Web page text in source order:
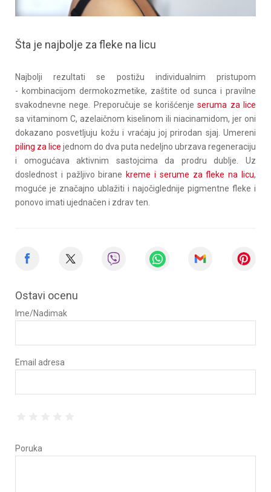
Šta je najbolje za fleke na licu
Najbolji rezultati se postižu individualnim pristupom
- kombinacijom dermokozmetike, zaštite od sunca i pravilne
svakodnevne nege. Preporučuje se korišćenjeseruma za lice
sa vitaminom C, azelaičnom kiselinom ili niacinamidom, jer oni
dokazano posvetljuju kožu i vraćaju joj prirodan sjaj. Umereni
piling za lice jednom do dva puta nedeljno ubrzava regeneraciju
i omogućava aktivnim sastojcima da prodru dublje. Uz
doslednost i pažljivo birane kreme i serume za fleke na licu,
moguće je značajno ublažiti i najočiglednije pigmentne fleke i
ponovo imati ujednačen i zdrav ten.
Ostavi ocenu
Ime/Nadimak
Email adresa
Poruka